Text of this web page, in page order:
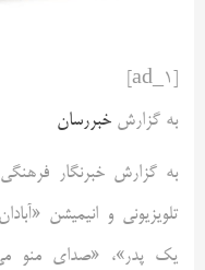
به گزارش خبررسان
به گزارش خبرنگار فرهنگی